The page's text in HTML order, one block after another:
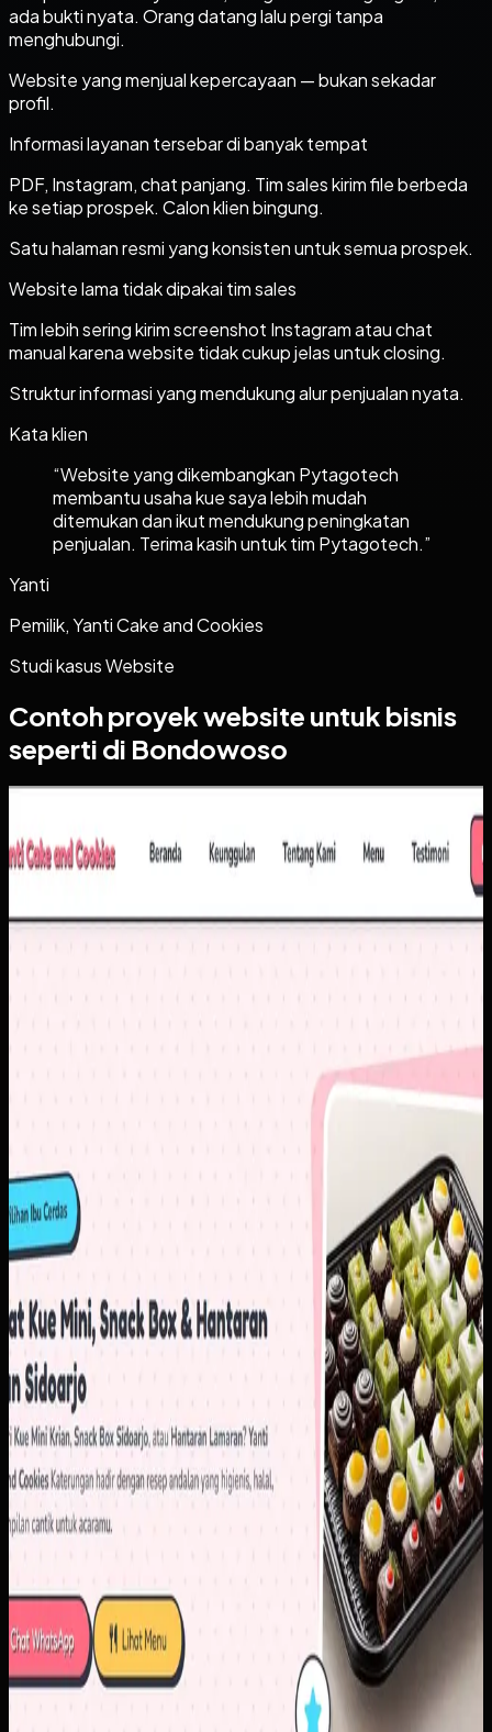
ada bukti nyata. Orang datang lalu pergi tanpa
menghubungi.
Website yang menjual kepercayaan — bukan sekadar
profil.
Informasi layanan tersebar di banyak tempat
PDF, Instagram, chat panjang. Tim sales kirim file berbeda
ke setiap prospek. Calon klien bingung.
Satu halaman resmi yang konsisten untuk semua prospek.
Website lama tidak dipakai tim sales
Tim lebih sering kirim screenshot Instagram atau chat
manual karena website tidak cukup jelas untuk closing.
Struktur informasi yang mendukung alur penjualan nyata.
Kata klien
“Website yang dikembangkan Pytagotech
membantu usaha kue saya lebih mudah
ditemukan dan ikut mendukung peningkatan
penjualan. Terima kasih untuk tim Pytagotech.”
Yanti
Pemilik, Yanti Cake and Cookies
Studi kasusWebsite
Contoh proyekwebsite untuk bisnis
seperti di Bondowoso
Yanti Cake & Cookies
produk. Di saat yang sama, brand membutuhkan tampilan
terstruktur, informasi produk yang mudah dipindai, dan CTA
order yang langsung mengarah ke alur komunikasi utama.
Hasilnya, pelanggan bisa memahami pilihan produk lebih
cepat sebelum masuk ke percakapan penjualan.
Baca studi kasus lengkap